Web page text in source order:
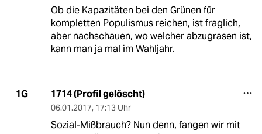
Ob die Kapazitäten bei den Grünen für
kompletten Populismus reichen, ist fraglich,
aber nachschauen, wo welcher abzugrasen ist,
kann man ja mal im Wahljahr.
1G 1714 (Profil gelöscht)
06.01.2017, 17:13 Uhr
Sozial-Mißbrauch? Nun denn, fangen wir mit